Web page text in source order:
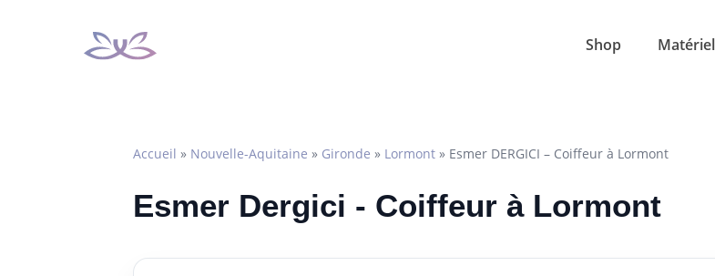
Shop
Accueil » Nouvelle-Aquitaine » Gironde » Lormont » Esmer DERGICI – Coiffeur à Lormont
Esmer Dergici - Coiffeur à Lormont